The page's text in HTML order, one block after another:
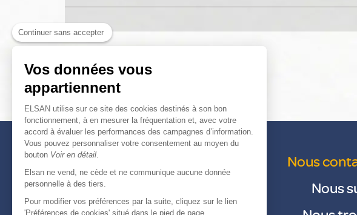
Continuer sans accepter
Vos données vous
appartiennent
ELSAN utilise sur ce site des cookies destinés à son bon
fonctionnement, à en mesurer la fréquentation et, avec votre
accord à évaluer les performances des campagnes d’information.
Vous pouvez personnaliser votre consentement au moyen du
bouton Voir en détail
Elsan ne vend, ne cède et ne communique aucune donnée
personnelle à des tiers.
Pour modifier vos préférences par la suite, cliquez sur le lien
'Préférences de cookies' situé dans le pied de page.
Nous
Nous